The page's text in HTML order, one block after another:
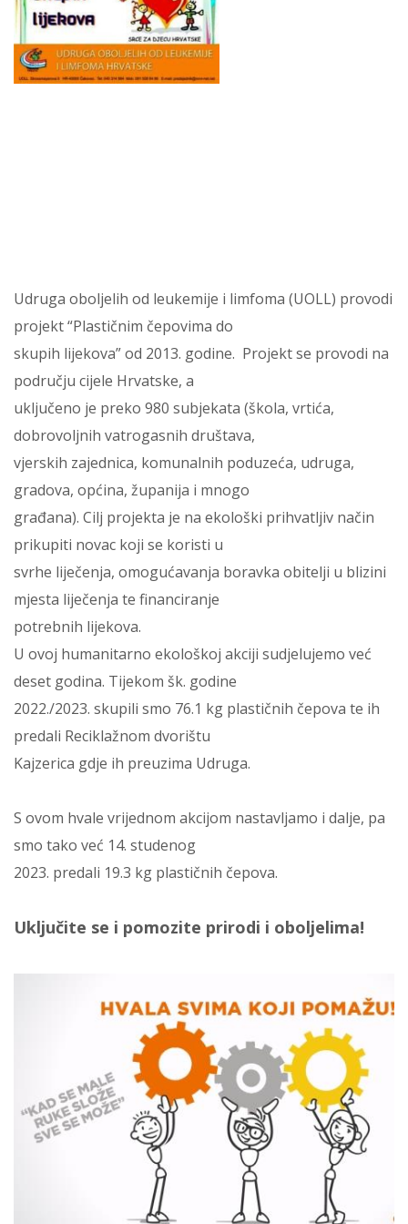
Udruga oboljelih od leukemije i limfoma (UOLL) provodi
projekt “Plastičnim čepovima do
skupih lijekova” od 2013. godine. Projekt se provodi na
području cijele Hrvatske, a
uključeno je preko 980 subjekata (škola, vrtića,
dobrovoljnih vatrogasnih društava,
vjerskih zajednica, komunalnih poduzeća, udruga,
gradova, općina, županija i mnogo
građana). Cilj projekta je na ekološki prihvatljiv način
prikupiti novac koji se koristi u
svrhe liječenja, omogućavanja boravka obitelji u blizini
mjesta liječenja te financiranje
potrebnih lijekova.
U ovoj humanitarno ekološkoj akciji sudjelujemo već
deset godina. Tijekom šk. godine
2022./2023. skupili smo 76.1 kg plastičnih čepova te ih
predali Reciklažnom dvorištu
Kajzerica gdje ih preuzima Udruga.
S ovom hvale vrijednom akcijom nastavljamo i dalje, pa
smo tako već 14. studenog
2023. predali 19.3 kg plastičnih čepova.
Uključite se i pomozite prirodi i oboljelima!